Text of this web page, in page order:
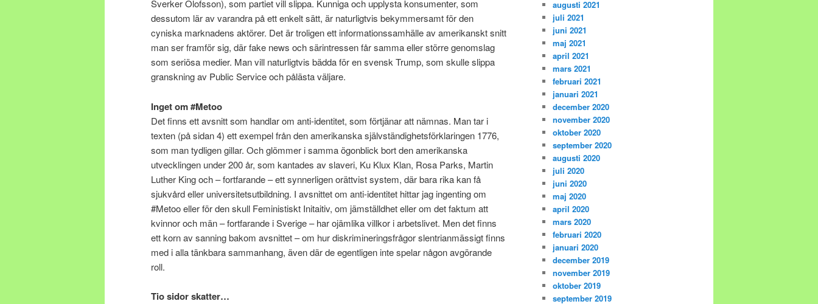
Sverker Olofsson), som partiet vill slippa. Kunniga och upplysta konsumenter, som
dessutom lär av varandra på ett enkelt sätt, är naturligtvis bekymmersamt för den
cyniska marknadens aktörer. Det är troligen ett informationssamhälle av amerikanskt snitt
man ser framför sig, där fake news och särintressen får samma eller större genomslag
som seriösa medier. Man vill naturligtvis bädda för en svensk Trump, som skulle slippa
granskning av Public Service och pålästa väljare.
Inget om #Metoo
Det finns ett avsnitt som handlar om anti-identitet, som förtjänar att nämnas. Man tar i
texten (på sidan 4) ett exempel från den amerikanska självständighetsförklaringen 1776,
som man tydligen gillar. Och glömmer i samma ögonblick bort den amerikanska
utvecklingen under 200 år, som kantades av slaveri, Ku Klux Klan, Rosa Parks, Martin
Luther King och – fortfarande – ett synnerligen orättvist system, där bara rika kan få
sjukvård eller universitetsutbildning. I avsnittet om anti-identitet hittar jag ingenting om
#Metoo eller för den skull Feministiskt Initaitiv, om jämställdhet eller om det faktum att
kvinnor och män – fortfarande i Sverige – har ojämlika villkor i arbetslivet. Men det finns
ett korn av sanning bakom avsnittet – om hur diskrimineringsfrågor slentrianmässigt finns
med i alla tänkbara sammanhang, även där de egentligen inte spelar någon avgörande
roll.
Tio sidor skatter…
augusti 2021
juli 2021
juni 2021
maj 2021
april 2021
mars 2021
februari 2021
januari 2021
december 2020
november 2020
oktober 2020
september 2020
augusti 2020
juli 2020
juni 2020
maj 2020
april 2020
mars 2020
februari 2020
januari 2020
december 2019
november 2019
oktober 2019
september 2019